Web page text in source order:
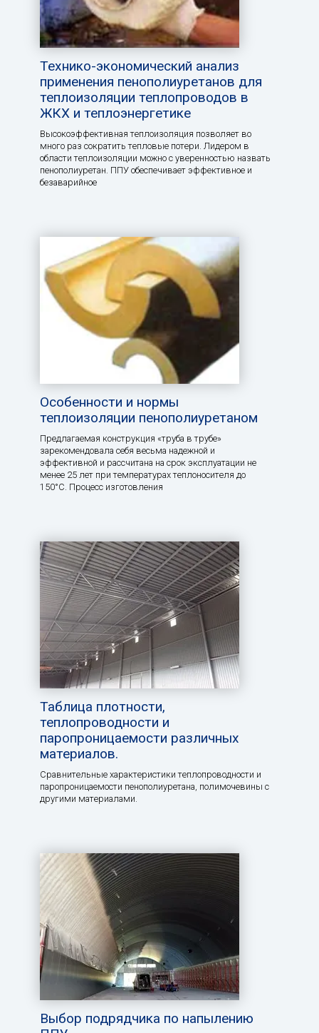
Технико-экономический анализ
применения пенополиуретанов для
теплоизоляции теплопроводов в
ЖКХ и теплоэнергетике
Высокоэффективная теплоизоляция позволяет во
много раз сократить тепловые потери. Лидером в
области теплоизоляции можно с уверенностью назвать
пенополиуретан. ППУ обеспечивает эффективное и
безаварийное
Особенности и нормы
теплоизоляции пенополиуретаном
Предлагаемая конструкция «труба в трубе»
зарекомендовала себя весьма надежной и
эффективной и рассчитана на срок эксплуатации не
менее 25 лет при температурах теплоносителя до
150°С. Процесс изготовления
Таблица плотности,
теплопроводности и
паропроницаемости различных
материалов.
Сравнительные характеристики теплопроводности и
паропроницаемости пенополиуретана, полимочевины с
другими материалами.
Выбор подрядчика по напылению